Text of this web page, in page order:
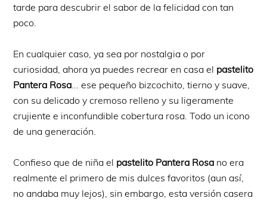
tarde para descubrir el sabor de la felicidad con tan
poco.
En cualquier caso, ya sea por nostalgia o por
curiosidad, ahora ya puedes recrear en casa el pastelito
Pantera Rosa ... ese pequeño bizcochito, tierno y suave,
con su delicado y cremoso relleno y su ligeramente
crujiente e inconfundible cobertura rosa. Todo un icono
de una generación.
Confieso que de niña el pastelito Pantera Rosa no era
realmente el primero de mis dulces favoritos (aun así,
no andaba muy lejos), sin embargo, esta versión casera